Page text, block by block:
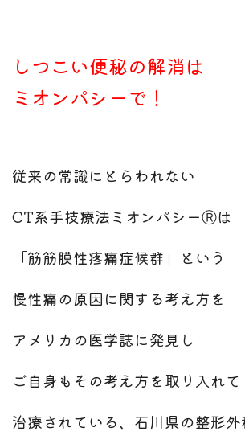
しつこい便秘の解消は
ミオンパシーで！
従来の常識にとらわれない
CT系手技療法ミオンパシーⓇは
「筋筋膜性疼痛症候群」という
慢性痛の原因に関する考え方を
アメリカの医学誌に発見し
ご自身もその考え方を取り入れて
治療されている、石川県の整形外